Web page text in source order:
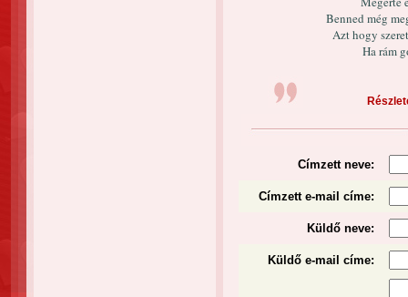
Benned még
Azt hogy
Ha rám
Címzett neve:
Címzett e-mail címe:
Küldő neve:
Küldő e-mail címe: